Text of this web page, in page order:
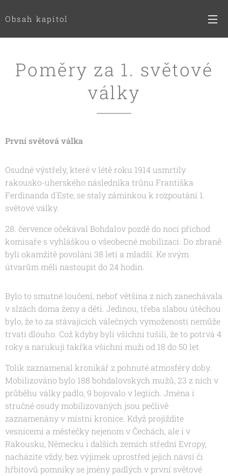
Obsah kapitol
Poměry za 1. světové
války
První světová válka
Osudné výstřely, které v létě roku 1914 usmrtily
rakousko-uherského následníka trůnu Františka
Ferdinanda d´Este, se staly záminkou k rozpoutání 1.
světové války.
28. července očekával Bohdalov pozdě do noci příchod
komisaře s vyhláškou o všeobecné mobilizaci. Do zbraně
byli okamžitě povoláni 38 letí a mladší. Ke svým
útvarům měli nastoupit do 24 hodin.
Bylo to smutné loučení, neboť většina z nich zanechávala
v slzách doma ženy a děti. Jedinou, třeba slabou útěchou
bylo, že to za stávajících válečných vymožeností nemůže
trvati dlouho. Což kdyby byli všichni tušili, že to potrvá 4
roky a narukují takřka všichni muži od 18 do 50 let.
Tolik zaznamenal kronikář z pohnuté atmosféry doby.
Mobilizováno bylo 188 bohdalovských mužů, 23 z nich v
průběhu války padlo, 9 bojovalo v legiích. Jména i
stručné osudy mobilizovaných jsou pečlivě
zaznamenány v místní kronice. Když projíždíte
vesnicemi a městečky nejenom v Čechách, ale i v
Rakousku, Německu i dalších zemích střední Evropy,
nacházíte vždy, bez výjimek uprostřed jejich návsí či
hřbitovů pomníky se jmény padlých v první světové